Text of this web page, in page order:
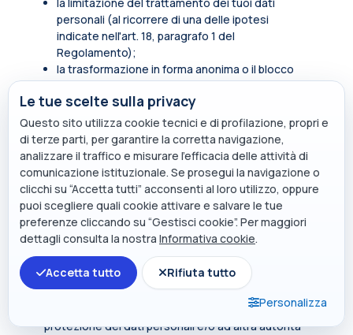
personali (al ricorrere di una delle ipotesi
indicate nell'art. 18, paragrafo 1 del
Regolamento);
la trasformazione in forma anonima o il blocco
dei dati trattati in violazione di legge, compresi
quelli di cui non è necessaria la conservazione in
relazione agli scopi per i quali i dati sono stati
raccolti o successivamente trattati.
In qualità di soggetto interessato hai inoltre diritto
di opporti, in tutto o in parte, per motivi legittimi al
trattamento dei dati personali che ti riguardano,
ancorché pertinenti allo scopo della raccolta.
Tali diritti sono esercitabili rivolgendosi al punto di
contattoprivacy@polimi.it.
Qualora tu ritenga che i tuoi diritti siano stati violati
dal titolare e/o da un terzo, hai il diritto di
presentare un reclamo all’Autorità per la
protezione dei dati personali e/o ad altra autorità
Le tue scelte sulla privacy
Questo sito utilizza cookie tecnici e di profilazione, propri e
di terze parti, per garantire la corretta navigazione,
analizzare il traffico e misurare l’efficacia delle attività di
comunicazione istituzionale. Se prosegui la navigazione o
clicchi su “Accetta tutti” acconsenti al loro utilizzo, oppure
puoi scegliere quali cookie attivare e salvare le tue
preferenze cliccando su “Gestisci cookie”. Per maggiori
dettagli consulta la nostra Informativa cookie.
Accetta tutto
Rifiuta tutto
Personalizza